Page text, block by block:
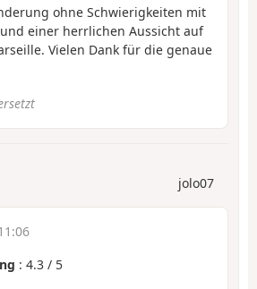
ohne Schwierigkeiten mit
einer herrlichen Aussicht auf
Vielen Dank für die genaue
jolo07
: 4.3 / 5